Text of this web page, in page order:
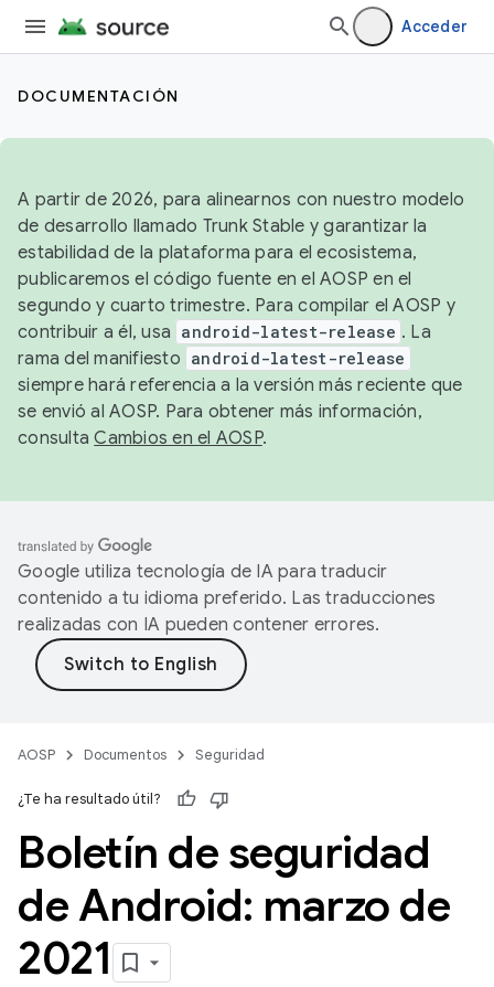
Acceder
DOCUMENTACIÓN
A partir de 2026, para alinearnos con nuestro modelo
de desarrollo llamado Trunk Stable y garantizar la
estabilidad de la plataforma para el ecosistema,
publicaremos el código fuente en el AOSP en el
segundo y cuarto trimestre. Para compilar el AOSP y
contribuir a él, usa android-latest-release . La
rama del manifiesto android-latest-release
siempre hará referencia a la versión más reciente que
se envió al AOSP. Para obtener más información,
consultaCambios en el AOSP.
Google utiliza tecnología de IA para traducir
contenido a tu idioma preferido. Las traducciones
realizadas con IA pueden contener errores.
AOSP Documentos Seguridad
¿Te ha resultado útil?
Boletín de seguridad
de Android: marzo de
2021